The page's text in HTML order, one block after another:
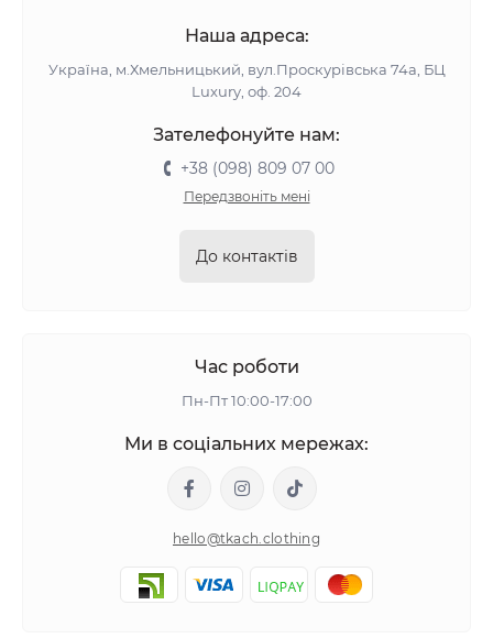
Наша адреса:
Україна, м.Хмельницький, вул.Проскурівська 74а, БЦ
Luxury, оф. 204
Зателефонуйте нам:
+38 (098) 809 07 00
Передзвоніть мені
До контактів
Час роботи
Пн-Пт 10:00-17:00
Ми в соціальних мережах:
hello@tkach.clothing